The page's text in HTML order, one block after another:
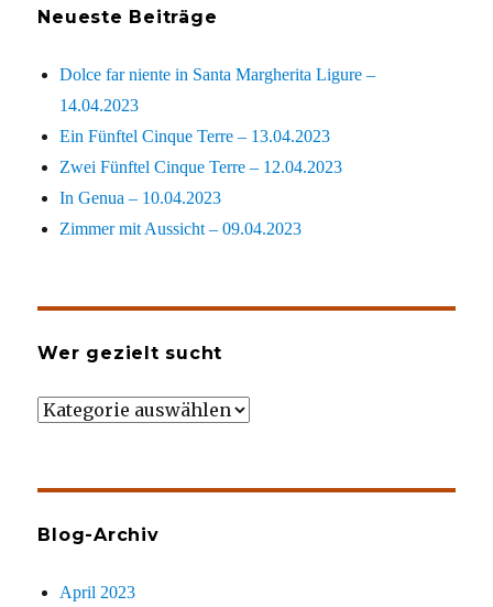
Neueste Beiträge
Dolce far niente in Santa Margherita Ligure –
14.04.2023
Ein Fünftel Cinque Terre – 13.04.2023
Zwei Fünftel Cinque Terre – 12.04.2023
In Genua – 10.04.2023
Zimmer mit Aussicht – 09.04.2023
Wer gezielt sucht
Wer
Blog-Archiv
April 2023